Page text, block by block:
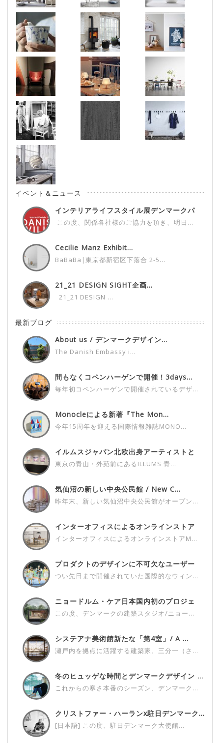
イベント＆ニュース
インテリアライフスタイル展デンマークパ
この度、関係各社様のご協力を頂き、明日...
Cecilie Manz Exhibit...
BaBaBa|東京都新宿区下落合 2-5...
21_21 DESIGN SIGHT企画...
21_21 DESIGN ...
最新ブログ
About us / デンマークデザイン...
The Danish Embassy i...
間もなくコペンハーゲンで開催！3days...
毎年初コペンハーゲンで開催されているデザ...
Monocleによる新著『The Mon...
今年15周年を迎える国際情報雑誌MONO...
イルムスジャパン北欧出身アーティストと
の...
東京の青山・外苑前にあるILLUMS 青...
気仙沼の新しい中央公民館 / New C...
昨年末、新しい気仙沼中央公民館がオープン...
インターオフィスによるオンラインストア
インターオフィスによるオンラインストアM...
プロダクトのデザインに不可欠なユーザー
つい先日まで開催されていた国際的なウィン...
ニョードルム・ケア日本国内初のプロジェ
この度、デンマークの建築スタジオ/ニョー...
システアナ美術館新たな「第4室」/ A ...
瀬戸内を拠点に活躍する建築家、三分一（さ...
冬のヒュッゲな時間とデンマークデザイン ...
これからの寒さ本番のシーズン、デンマーク...
クリストファー・ハーランx駐日デンマーク...
[日本語] この度、駐日デンマーク大使館...